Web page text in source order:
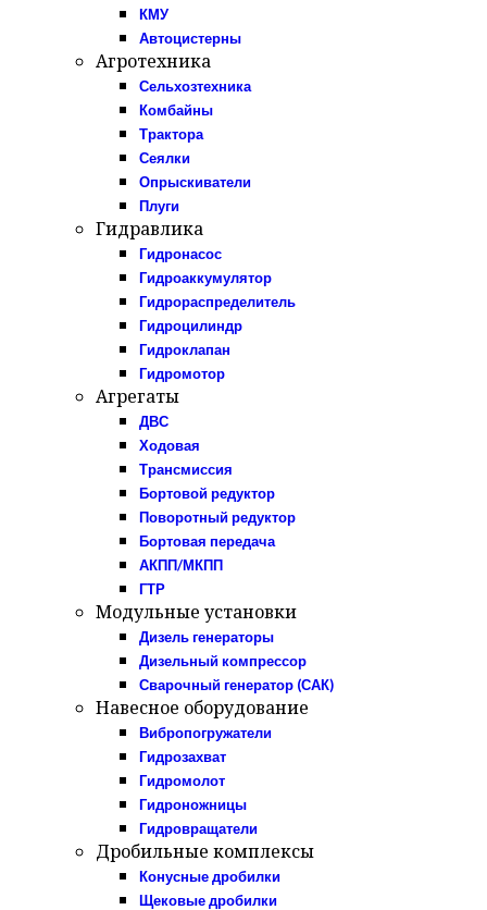
КМУ
Автоцистерны
Агротехника
Сельхозтехника
Комбайны
Трактора
Сеялки
Опрыскиватели
Плуги
Гидравлика
Гидронасос
Гидроаккумулятор
Гидрораспределитель
Гидроцилиндр
Гидроклапан
Гидромотор
Агрегаты
ДВС
Ходовая
Трансмиссия
Бортовой редуктор
Поворотный редуктор
Бортовая передача
АКПП/МКПП
ГТР
Модульные установки
Дизель генераторы
Дизельный компрессор
Сварочный генератор (САК)
Навесное оборудование
Вибропогружатели
Гидрозахват
Гидромолот
Гидроножницы
Гидровращатели
Дробильные комплексы
Конусные дробилки
Щековые дробилки